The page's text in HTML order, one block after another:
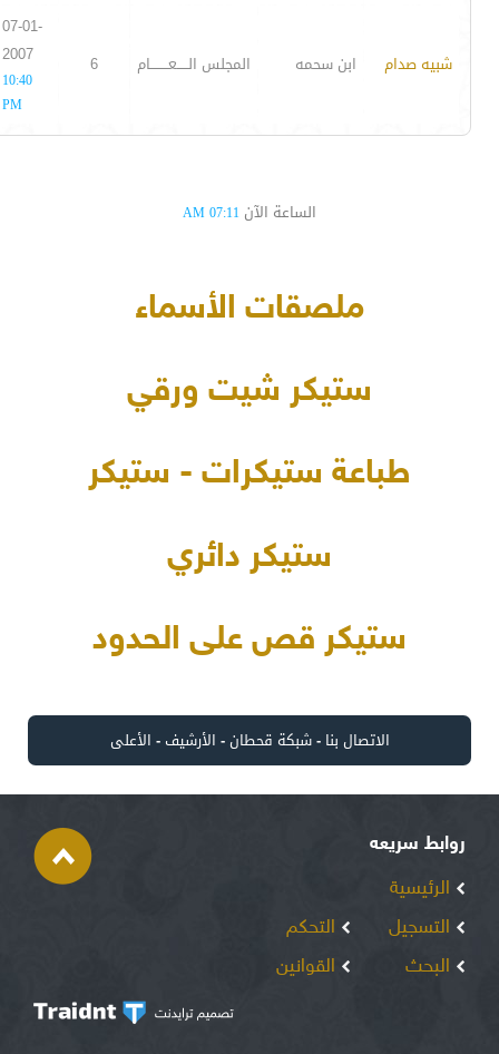
شبيه صدام ابن سحمه المجلس الـــــعــــــــام 6
07-01-
2007
10:40
PM
الساعة الآن 07:11 AM
ملصقات الأسماء
ستيكر شيت ورقي
طباعة ستيكرات - ستيكر
ستيكر دائري
ستيكر قص على الحدود
الاتصال بنا -شبكة قحطان- الأرشيف- الأعلى
روابط سريعه
الرئيسية
التسجيل
البحث
التحكم
القوانين